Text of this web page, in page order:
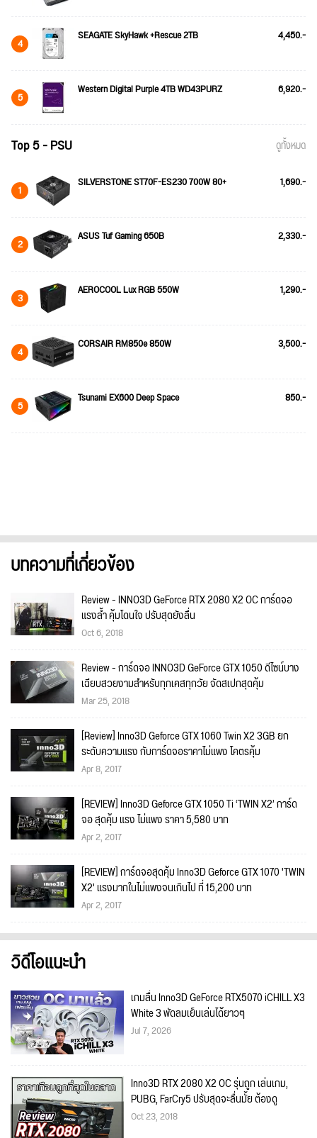
4 SEAGATE SkyHawk +Rescue 2TB 4,450.-
5 Western Digital Purple 4TB WD43PURZ 6,920.-
Top 5 - PSU ดูทั้งหมด
1 SILVERSTONE ST70F-ES230 700W 80+ 1,690.-
2 ASUS Tuf Gaming 650B 2,330.-
3 AEROCOOL Lux RGB 550W 1,290.-
4 CORSAIR RM850e 850W 3,500.-
5 Tsunami EX600 Deep Space 850.-
บทความที่เกี่ยวข้อง
Review - INNO3D GeForce RTX 2080 X2 OC การ์ดจอ
แรงล้ำ คุ้มโดนใจ ปรับสุดยังลื่น
Oct 6, 2018
Review - การ์ดจอ INNO3D GeForce GTX 1050 ดีไซน์บาง
เฉียบสวยงามสำหรับทุกเคสทุกวัย จัดสเปกสุดคุ้ม
Mar 25, 2018
[Review] Inno3D Geforce GTX 1060 Twin X2 3GB ยก
ระดับความแรง กับการ์ดจอราคาไม่แพง โคตรคุ้ม
Apr 8, 2017
[REVIEW] Inno3D Geforce GTX 1050 Ti ‘TWIN X2’ การ์ด
จอ สุดคุ้ม แรง ไม่แพง ราคา 5,580 บาท
Apr 2, 2017
[REVIEW] การ์ดจอสุดคุ้ม Inno3D Geforce GTX 1070 'TWIN
X2' แรงมากในไม่แพงจนเกินไป ที่ 15,200 บาท
Apr 2, 2017
วิดีโอแนะนำ
เกมลื่น Inno3D GeForce RTX5070 iCHILL X3
White 3 พัดลมเย็นเล่นได้ยาวๆ
Jul 7, 2026
Inno3D RTX 2080 X2 OC รุ่นถูก เล่นเกม,
PUBG, FarCry5 ปรับสุดจะลื่นมั้ย ต้องดู
Oct 23, 2018